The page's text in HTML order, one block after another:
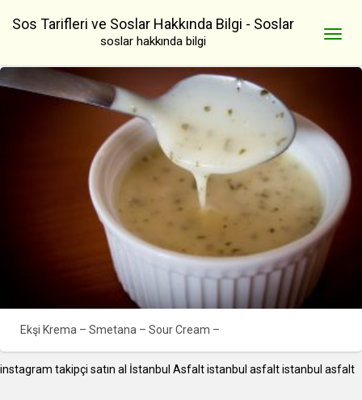
Sos Tarifleri ve Soslar Hakkında Bilgi - Soslar
soslar hakkında bilgi
Ekşi Krema – Smetana – Sour Cream –
instagram takipçi satın al İstanbul Asfaltistanbul asfaltistanbul asfalt